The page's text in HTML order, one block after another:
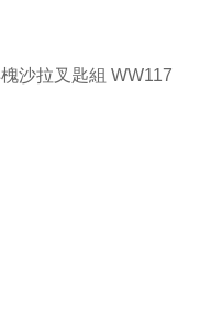
沙拉叉匙組 WW117